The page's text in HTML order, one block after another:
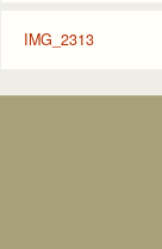
IMG_2313